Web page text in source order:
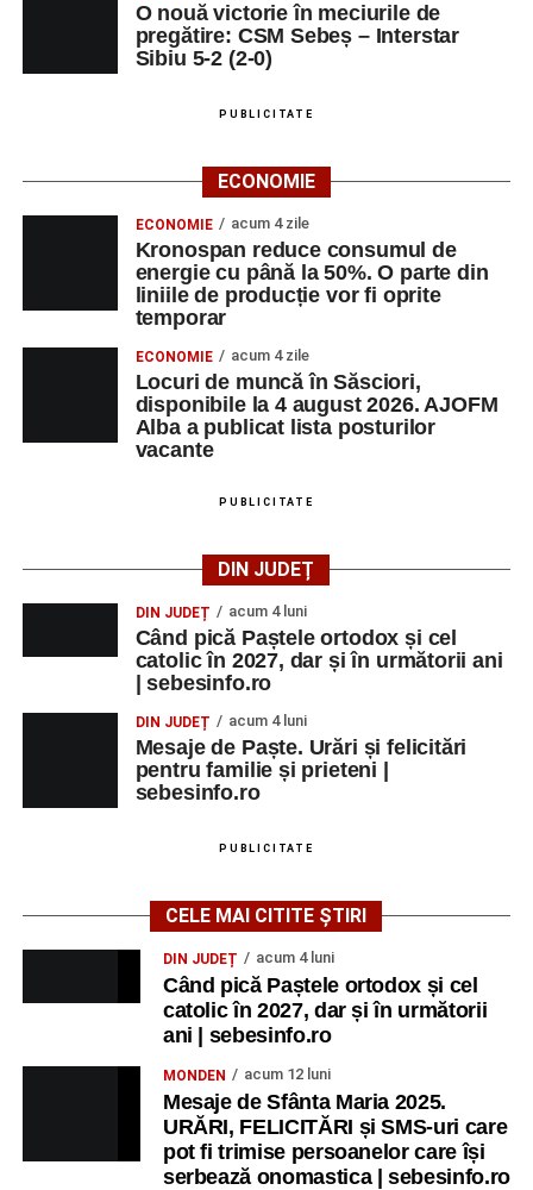
O nouă victorie în meciurile de
pregătire: CSM Sebeș – Interstar
Sibiu 5-2 (2-0)
PUBLICITATE
ECONOMIE
ECONOMIE acum 4 zile
Kronospan reduce consumul de
energie cu până la 50%. O parte din
liniile de producție vor fi oprite
temporar
ECONOMIE acum 4 zile
Locuri de muncă în Săsciori,
disponibile la 4 august 2026. AJOFM
Alba a publicat lista posturilor
vacante
PUBLICITATE
DIN JUDEȚ
DIN JUDEȚ acum 4 luni
Când pică Paștele ortodox și cel
catolic în 2027, dar și în următorii ani
| sebesinfo.ro
DIN JUDEȚ acum 4 luni
Mesaje de Paște. Urări și felicitări
pentru familie și prieteni |
sebesinfo.ro
PUBLICITATE
CELE MAI CITITE ȘTIRI
DIN JUDEȚ acum 4 luni
Când pică Paștele ortodox și cel
catolic în 2027, dar și în următorii
ani | sebesinfo.ro
MONDEN acum 12 luni
Mesaje de Sfânta Maria 2025.
URĂRI, FELICITĂRI și SMS-uri care
pot fi trimise persoanelor care își
serbează onomastica | sebesinfo.ro